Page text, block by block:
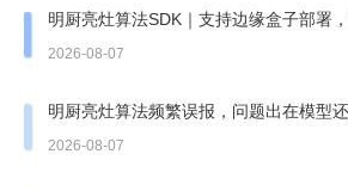
明厨亮灶算法SDK｜支持边缘盒子部署
造
2026-08-07
明厨亮灶算法频繁误报，问题出在模型
2026-08-07